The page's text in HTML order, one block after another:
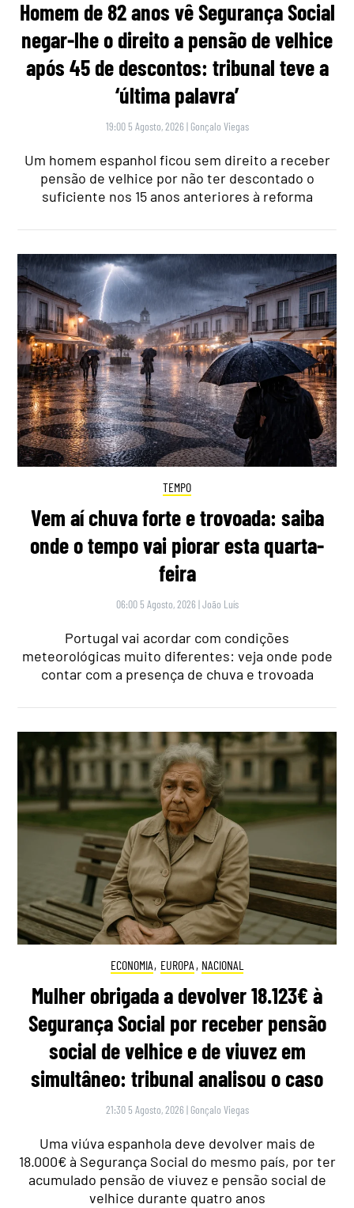
Homem de 82 anos vê Segurança Social
negar-lhe o direito a pensão de velhice
após 45 de descontos: tribunal teve a
‘última palavra’
19:00 5 Agosto, 2026 | Gonçalo Viegas
Um homem espanhol ficou sem direito a receber
pensão de velhice por não ter descontado o
suficiente nos 15 anos anteriores à reforma
TEMPO
Vem aí chuva forte e trovoada: saiba
onde o tempo vai piorar esta quarta-
feira
06:00 5 Agosto, 2026 |João Luís
Portugal vai acordar com condições
meteorológicas muito diferentes: veja onde pode
contar com a presença de chuva e trovoada
ECONOMIA, EUROPA , NACIONAL
Mulher obrigada a devolver 18.123€ à
Segurança Social por receber pensão
social de velhice e de viuvez em
simultâneo: tribunal analisou o caso
21:30 5 Agosto, 2026 | Gonçalo Viegas
Uma viúva espanhola deve devolver mais de
18.000€ à Segurança Social do mesmo país, por ter
acumulado pensão de viuvez e pensão social de
velhice durante quatro anos